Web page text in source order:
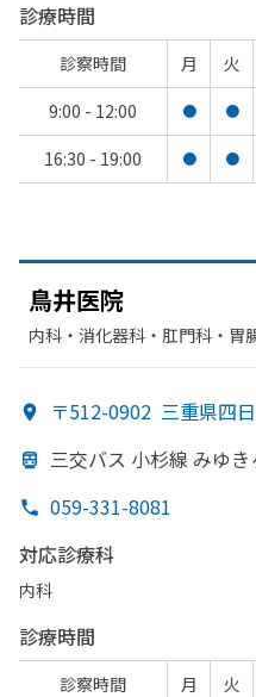
診療時間
診察時間 月 火
9:00 - 12:00
● ●
16:30 - 19:00 ● ●
鳥井医院
内科・​消化器科・​肛門科・​胃
〒512-0902 三重県四
三交バス 小杉線 みゆき
059-331-8081
対応診療科
内科
診療時間
診察時間 月 火